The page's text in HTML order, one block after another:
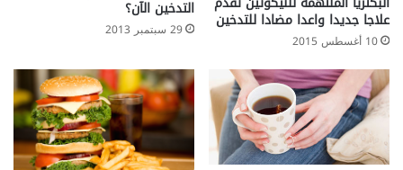
ل
م
ا
ع
ة
ا
ل
ن
ي
س
ب
ا
ا
ل
علاجا جديدا واعدا مضادا للتدخين
10 أغسطس 2015
التدخين الآن؟
29 سبتمبر 2013